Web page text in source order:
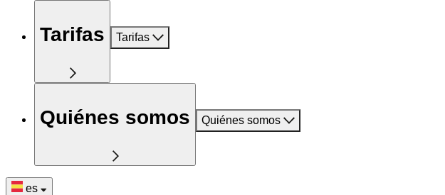
Tarifas Tarifas
Quiénes somos Quiénes somos
es